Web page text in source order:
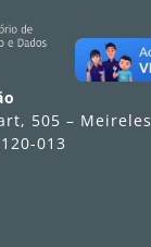
505 – Meireles
013